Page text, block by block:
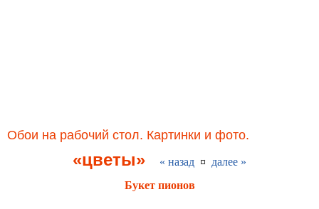
Обои на рабочий стол. Картинки и фото.
«цветы» « назад ¤ далее »
Букет пионов